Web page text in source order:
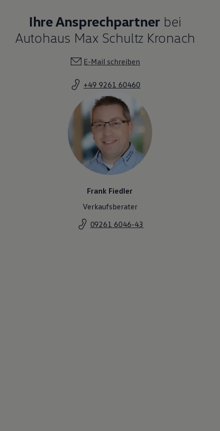
Ihre Ansprechpartner bei
Autohaus Max Schultz Kronach
E-Mail schreiben
+49 9261 60460
Frank Fiedler
Verkaufsberater
09261 6046-43